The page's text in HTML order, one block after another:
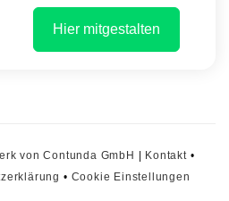
Hier mitgestalten
von Contunda GmbH Kontakt•
• Cookie Einstellungen